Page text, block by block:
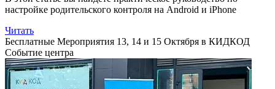
настройке родительского контроля на Android и iPhone
Читать
Бесплатные Мероприятия 13, 14 и 15 Октября в КИДКОД
Событие центра